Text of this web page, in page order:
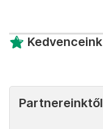
Kedvenceink
Partnereinktől